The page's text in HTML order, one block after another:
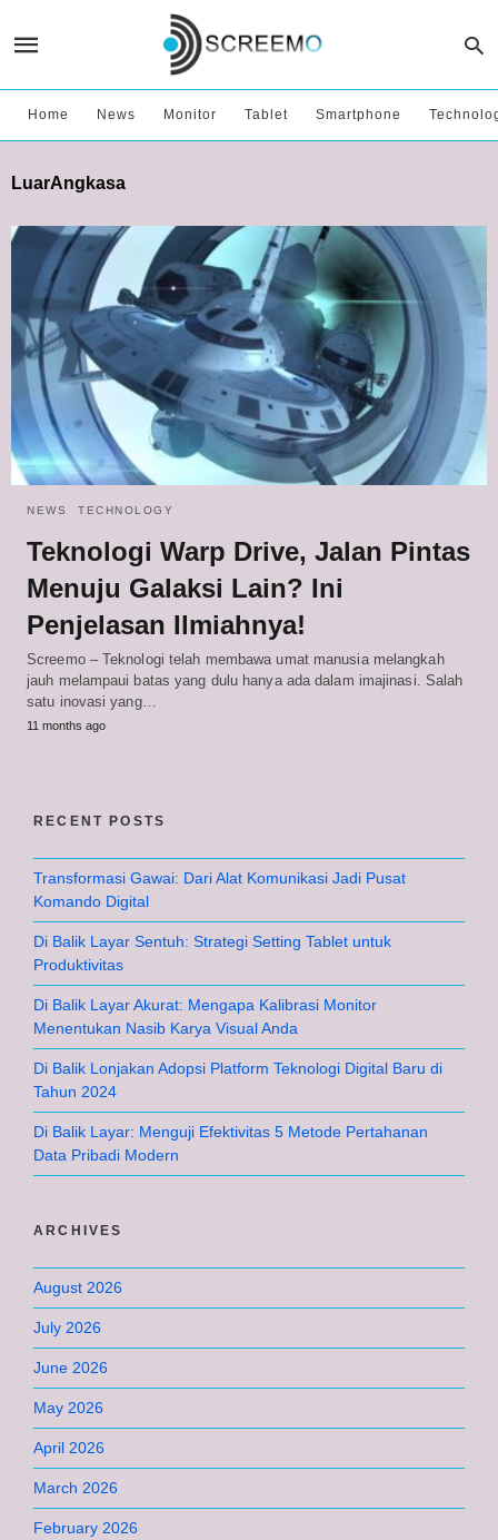
Home News Monitor Tablet Smartphone
LuarAngkasa
NEWS TECHNOLOGY
Teknologi Warp Drive, Jalan Pintas
Menuju Galaksi Lain? Ini
Penjelasan Ilmiahnya!
Screemo – Teknologi telah membawa umat manusia melangkah
jauh melampaui batas yang dulu hanya ada dalam imajinasi. Salah
satu inovasi yang…
11 months ago
RECENT POSTS
Transformasi Gawai: Dari Alat Komunikasi Jadi Pusat
Komando Digital
Di Balik Layar Sentuh: Strategi Setting Tablet untuk
Produktivitas
Di Balik Layar Akurat: Mengapa Kalibrasi Monitor
Menentukan Nasib Karya Visual Anda
Di Balik Lonjakan Adopsi Platform Teknologi Digital Baru di
Tahun 2024
Di Balik Layar: Menguji Efektivitas 5 Metode Pertahanan
Data Pribadi Modern
ARCHIVES
August 2026
July 2026
June 2026
May 2026
April 2026
March 2026
February 2026